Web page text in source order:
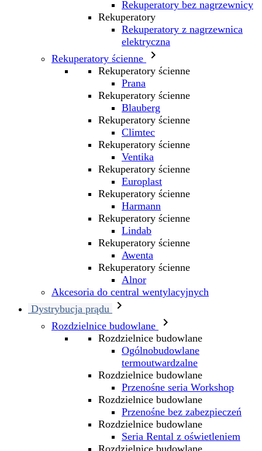
Rekuperatory bez nagrzewnicy
Rekuperatory
Rekuperatory z nagrzewnica
elektryczna
Rekuperatory ścienne

Rekuperatory ścienne
Prana
Rekuperatory ścienne
Blauberg
Rekuperatory ścienne
Climtec
Rekuperatory ścienne
Ventika
Rekuperatory ścienne
Europlast
Rekuperatory ścienne
Harmann
Rekuperatory ścienne
Lindab
Rekuperatory ścienne
Awenta
Rekuperatory ścienne
Alnor
Akcesoria do central wentylacyjnych
Dystrybucja prądu

Rozdzielnice budowlane 
Rozdzielnice budowlane
Ogólnobudowlane
termoutwardzalne
Rozdzielnice budowlane
Przenośne seria Workshop
Rozdzielnice budowlane
Przenośne bez zabezpieczeń
Rozdzielnice budowlane
Seria Rental z oświetleniem